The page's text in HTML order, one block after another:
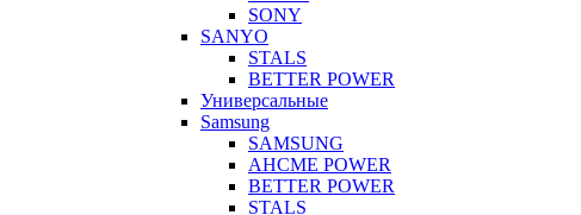
SONY
SANYO
STALS
BETTER POWER
Универсальные
Samsung
SAMSUNG
AHCME POWER
BETTER POWER
STALS